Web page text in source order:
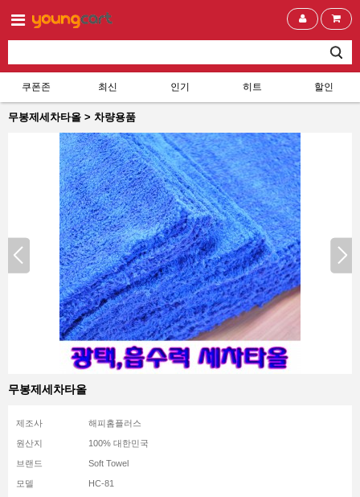
쿠폰존 최신 인기 히트 할인
무봉제세차타올 > 차량용품
무봉제세차타올
제조사 해피홈플러스
원산지 100% 대한민국
브랜드 Soft Towel
모델 HC-81